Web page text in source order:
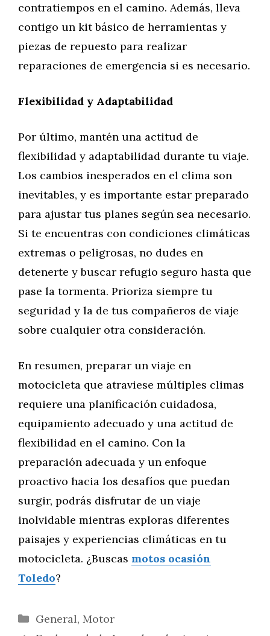
contratiempos en el camino. Además, lleva
contigo un kit básico de herramientas y
piezas de repuesto para realizar
reparaciones de emergencia si es necesario.
Flexibilidad y Adaptabilidad
Por último, mantén una actitud de
flexibilidad y adaptabilidad durante tu viaje.
Los cambios inesperados en el clima son
inevitables, y es importante estar preparado
para ajustar tus planes según sea necesario.
Si te encuentras con condiciones climáticas
extremas o peligrosas, no dudes en
detenerte y buscar refugio seguro hasta que
pase la tormenta. Prioriza siempre tu
seguridad y la de tus compañeros de viaje
sobre cualquier otra consideración.
En resumen, preparar un viaje en
motocicleta que atraviese múltiples climas
requiere una planificación cuidadosa,
equipamiento adecuado y una actitud de
flexibilidad en el camino. Con la
preparación adecuada y un enfoque
proactivo hacia los desafíos que puedan
surgir, podrás disfrutar de un viaje
inolvidable mientras exploras diferentes
paisajes y experiencias climáticas en tu
motocicleta. ¿Buscas motos ocasión
Toledo?
Categorías
General, Motor